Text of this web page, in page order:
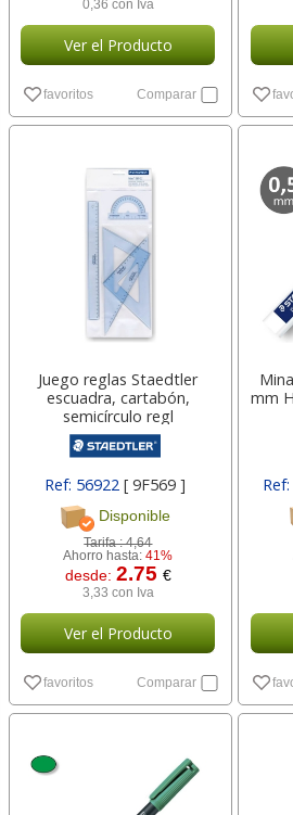
0,36 con Iva
Ver el Producto
favoritos Comparar
Juego reglas Staedtler
escuadra, cartabón,
semicírculo regl
Ref: 56922[ 9F569 ]
Disponible
Tarifa :4,64
Ahorro hasta:41%
desde: 2.75 €
3,33 con Iva
Ver el Producto
favoritos Comparar
mm